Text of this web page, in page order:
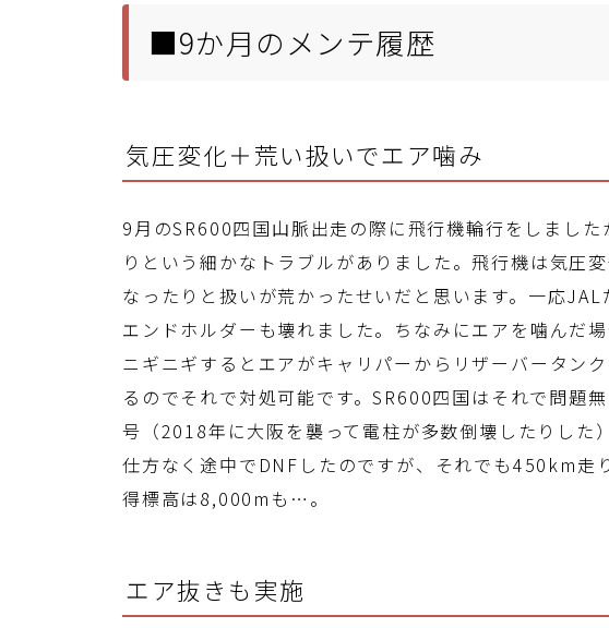
■9か月のメンテ履歴
気圧変化＋荒い扱いでエア噛み
9月のSR600四国山脈出走の際に飛行機輪行をしまし
りという細かなトラブルがありました。飛行機は気圧
なったりと扱いが荒かったせいだと思います。一応
エンドホルダーも壊れました。ちなみにエアを噛んだ
ニギニギするとエアがキャリパーからリザーバータン
るのでそれで対処可能です。SR600四国はそれで問題
号（2018年に大阪を襲って電柱が多数倒壊したりした
仕方なく途中でDNFしたのですが、それでも450km走
得標高は8,000mも…。
エア抜きも実施